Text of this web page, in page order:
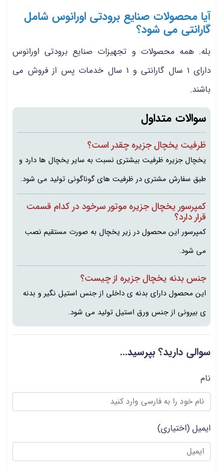
آیا محصولات صنایع برودتی اورانوس شامل
گارانتی می شود؟
بله. همه محصولات و تجهیزات صنایع برودتی اورانوس
دارای 1 سال گارانتی و 1 سال خدمات پس از فروش می
باشند.
سوالات متداول
ظرفیت یخچال جزیره چقدر است؟
یخچال جزیره ظرفیت بیشتری نسبت به سایر یخچال ها دارد و
طبق سفارش مشتری در ظرفیت های گوناگونی تولید می شود.
کمپرسور یخچال جزیره موتور سرخود در کدام قسمت
قرار دارد؟
کمپرسور این محصول در زیر یخچال به صورت مستقیم نصب
می شود.
جنس بدنه یخچال جزیره از چیست؟
این محصول دارای بدنه ی داخلی از جنس استیل نگیر و بدنه
ی بیرونی از جنس ورق استیل تولید می شود.
سوالی دارید؟ بپرسید...
نام
ایمیل(اختیاری)